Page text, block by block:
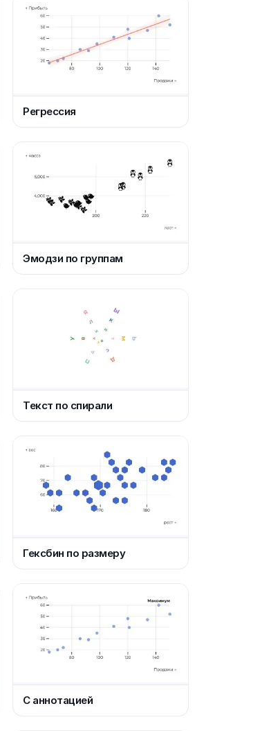
Регрессия
Эмодзи по группам
Текст по спирали
Гексбин по размеру
С аннотацией